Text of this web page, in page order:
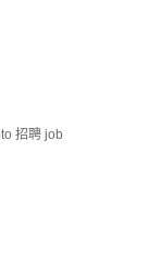
招聘 job